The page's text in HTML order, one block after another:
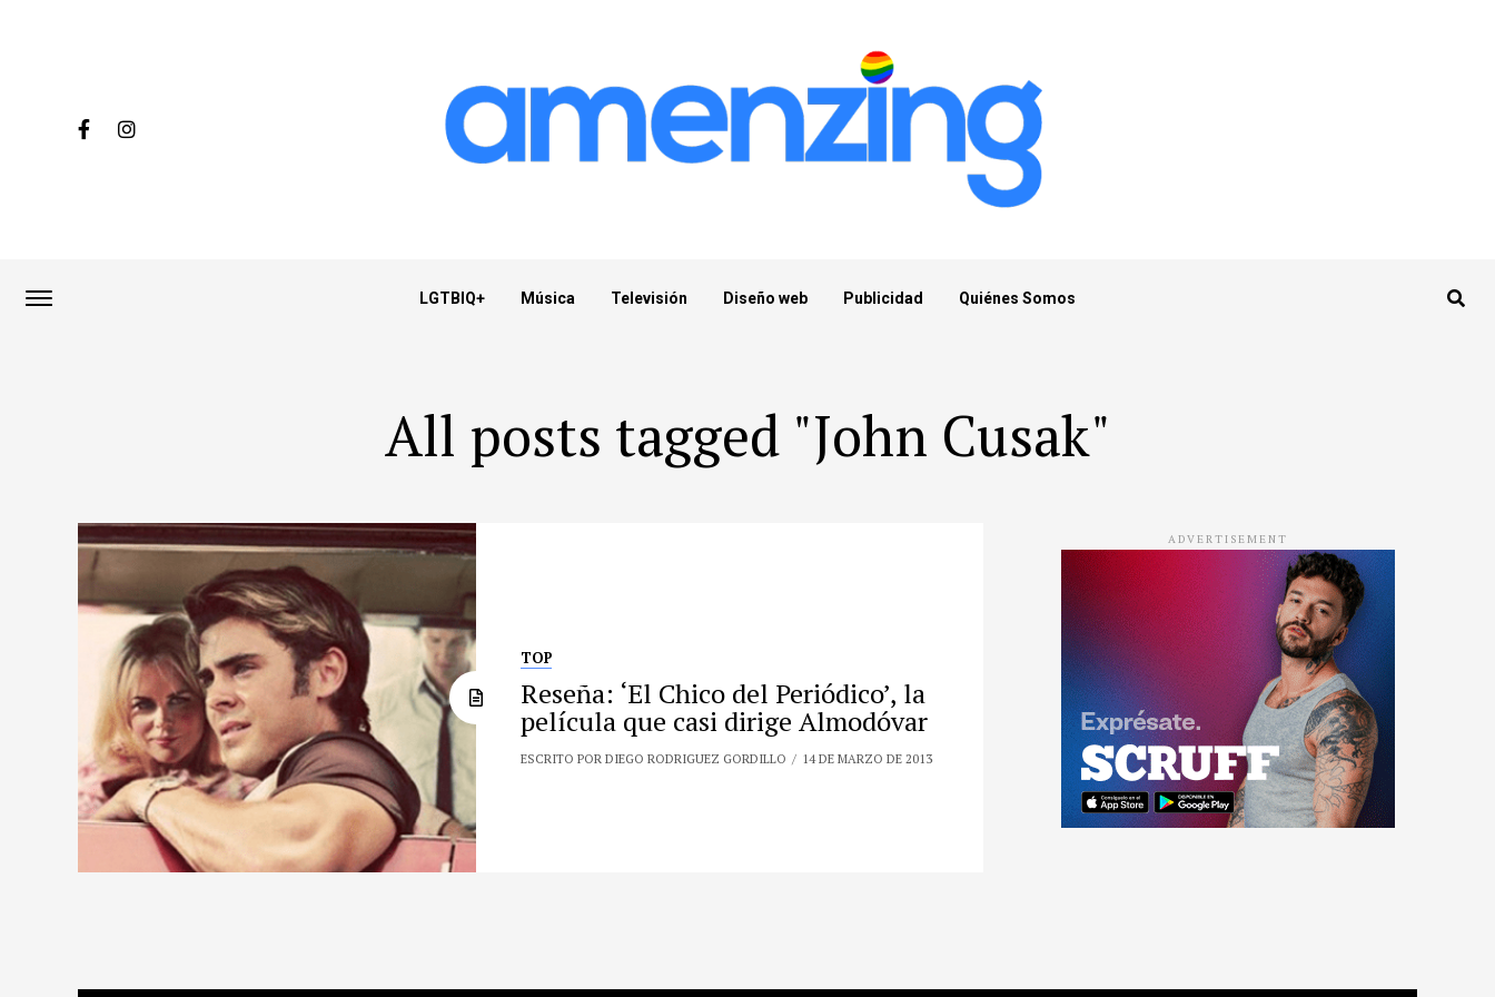
LGTBIQ+ Música Televisión Diseño web Publicidad Quiénes Somos
All posts tagged "John Cusak"
TOP
Reseña: ‘El Chico del Periódico’, la
película que casi dirige Almodóvar
ESCRITO POR DIEGO RODRIGUEZ GORDILLO 14 DE MARZO DE 2013
ADVERTISEMENT